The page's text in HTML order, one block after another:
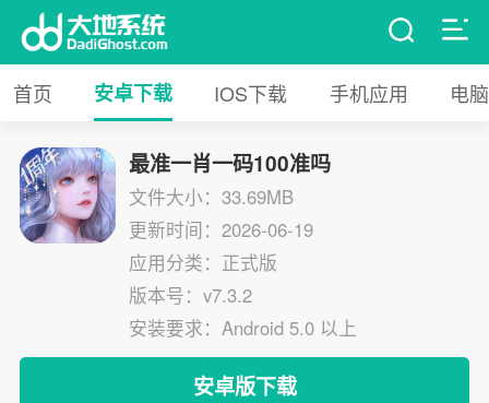
首页 安卓下载 IOS下载 手机应用 电
最准一肖一码100准吗
文件大小：33.69MB
更新时间：2026-06-19
应用分类：正式版
版本号：v7.3.2
安装要求：Android 5.0 以上
安卓版下载